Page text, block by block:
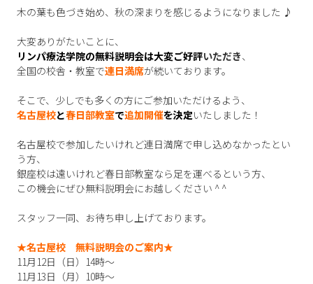
木の葉も色づき始め、秋の深まりを感じるようになりました ♪
大変ありがたいことに、
リンパ療法学院の無料説明会は大変ご好評いただき、
全国の校舎・教室で連日満席が続いております。
そこで、少しでも多くの方にご参加いただけるよう、
名古屋校と春日部教室で追加開催を決定いたしました！
名古屋校で参加したいけれど連日満席で申し込めなかったとい
う方、
銀座校は遠いけれど春日部教室なら足を運べるという方、
この機会にぜひ無料説明会にお越しください ^ ^
スタッフ一同、お待ち申し上げております。
★名古屋校 無料説明会のご案内★
11月12日（日）14時～
11月13日（月）10時～